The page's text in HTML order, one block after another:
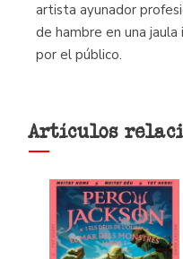
artista ayunador
de hambre en una
por el público.
Artículos